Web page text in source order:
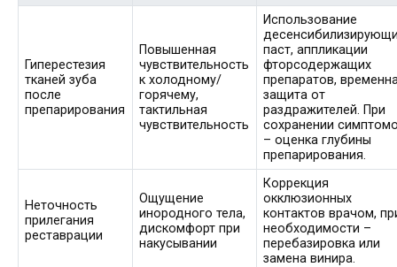
Гиперестезия
тканей зуба
после
препарирования
Повышенная
чувствительность
к холодному/
горячему,
тактильная
чувствительность
Использование
паст, аппликации
фторсодержащих
препаратов,
защита от
раздражителей. При
сохранении
– оценка глубины
препарирования.
Неточность
прилегания
реставрации
Ощущение
инородного тела,
дискомфорт при
накусывании
Коррекция
окклюзионных
контактов врачом,
необходимости –
перебазировка или
замена винира.